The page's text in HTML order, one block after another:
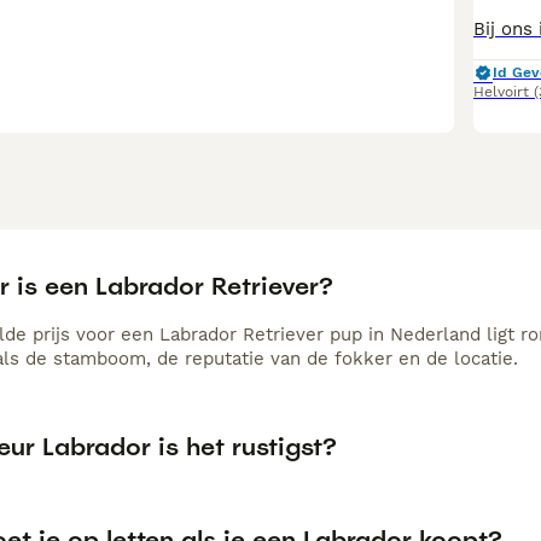
Id
Helvoirt
is een Labrador Retriever?
prijs voor een Labrador Retriever pup in Nederland ligt
de stamboom, de reputatie van de fokker en de locatie.
Labrador is het rustigst?